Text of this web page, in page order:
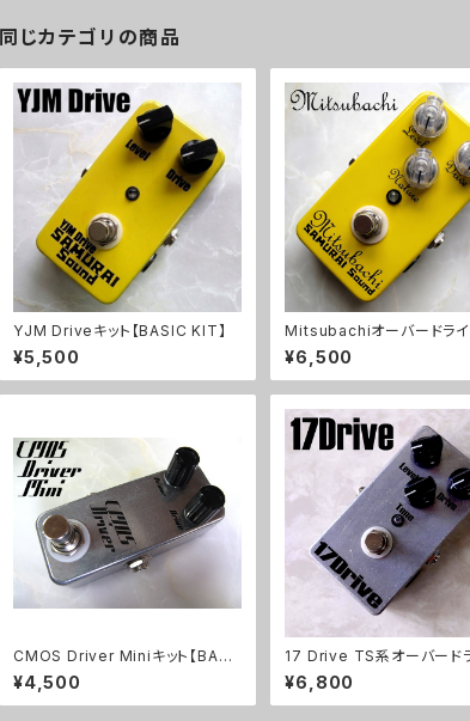
同じカテゴリの商品
YJM Driveキット【BASIC KIT】
¥5,500
Mitsubachiオーバードライ
ト【BASIC KIT】
¥6,500
CMOS Driver Miniキット【BASI
C KIT】
¥4,500
17 Drive TS系オーバード
キット【BASIC KIT】
¥6,800